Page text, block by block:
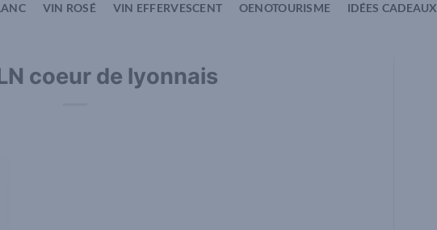
VIN ROSÉ VIN EFFERVESCENT OENOTOURISME IDÉES CADEAUX
coeur de lyonnais